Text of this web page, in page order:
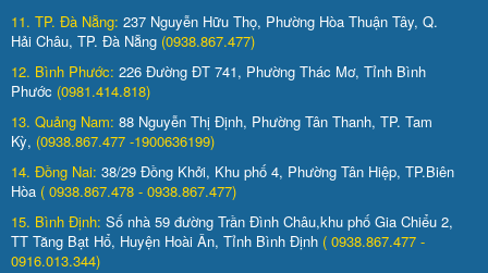
11. TP. Đà Nẵng: 237 Nguyễn Hữu Thọ, Phường Hòa Thuận Tây, Q.
Hải Châu, TP. Đà Nẵng (0938.867.477)
12. Bình Phước: 226 Đường ĐT 741, Phường Thác Mơ, Tỉnh Bình
Phước (0981.414.818)
13. Quảng Nam: 88 Nguyễn Thị Định, Phường Tân Thanh, TP. Tam
Kỳ, (0938.867.477 -1900636199)
14. Đồng Nai: 38/29 Đồng Khởi, Khu phố 4, Phường Tân Hiệp, TP.Biên
Hòa ( 0938.867.478 - 0938.867.477)
15. Bình Định: Số nhà 59 đường Trần Đình Châu,khu phố Gia Chiểu 2,
TT Tăng Bạt Hổ, Huyện Hoài Ân, Tỉnh Bình Định ( 0938.867.477 -
0916.013.344)